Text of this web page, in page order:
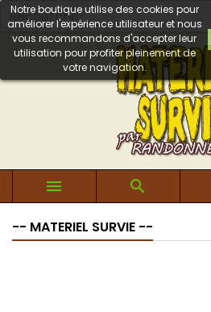
Notre boutique utilise des cookies pour
améliorer l'expérience utilisateur et nous
vous recommandons d'accepter leur
utilisation pour profiter pleinement de
votre navigation.
 
-- MATERIEL SURVIE --